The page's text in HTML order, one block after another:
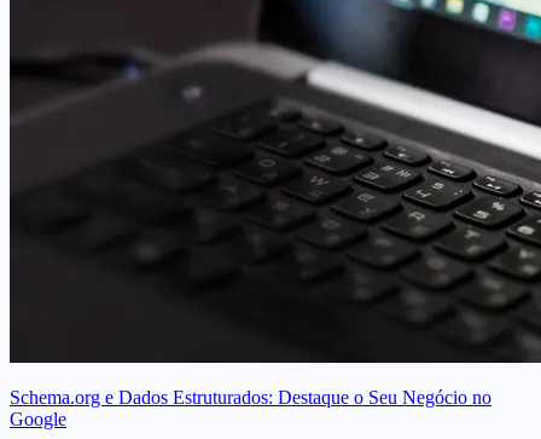
Schema.org e Dados Estruturados: Destaque o Seu Negócio no
Google